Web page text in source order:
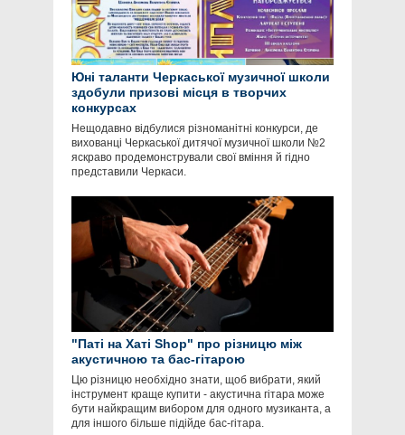
Юні таланти Черкаської музичної школи
здобули призові місця в творчих
конкурсах
Нещодавно відбулися різноманітні конкурси, де
вихованці Черкаської дитячої музичної школи №2
яскраво продемонстрували свої вміння й гідно
представили Черкаси.
"Паті на Хаті Shop" про різницю між
акустичною та бас-гітарою
Цю різницю необхідно знати, щоб вибрати, який
інструмент краще купити - акустична гітара може
бути найкращим вибором для одного музиканта, а
для іншого більше підійде бас-гітара.